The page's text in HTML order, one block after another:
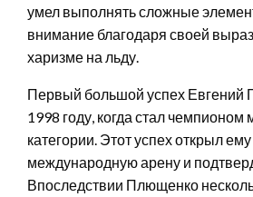
умел выполнять сложные
внимание благодаря своей
харизме на льду.
Первый большой успех Евгений
1998 году, когда стал
категории. Этот успех открыл
международную арену и
Впоследствии Плющенко